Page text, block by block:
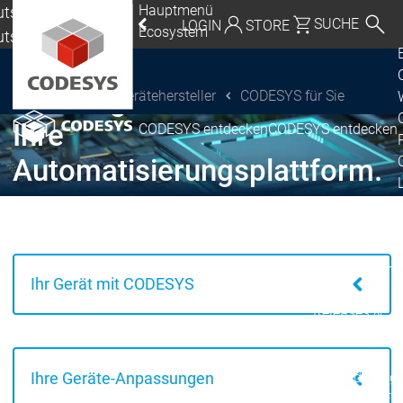
|
| Deutsch
Global | English
USA | English
Italia | Italiano
LOGIN STORE SUCHE
Hauptmenü
Ecosystem
CODESYS entdeckenCODESYS entdecken
Release
Releases &
Wrap-up &
CODESYS Group
Gerätehersteller CODESYS für Sie
CODESYS
Eine Software. Alle
Einsatzgebiete.
Ihre
Automatisierungsplattform.
Ihr Gerät mit CODESYS
Ihre Geräte-Anpassungen